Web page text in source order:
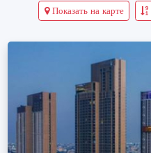
Показать на карте